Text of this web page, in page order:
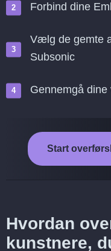
Forbind dine
Vælg de gemte
Subsonic
Gennemgå
Start
Hvordan
kunstnere,